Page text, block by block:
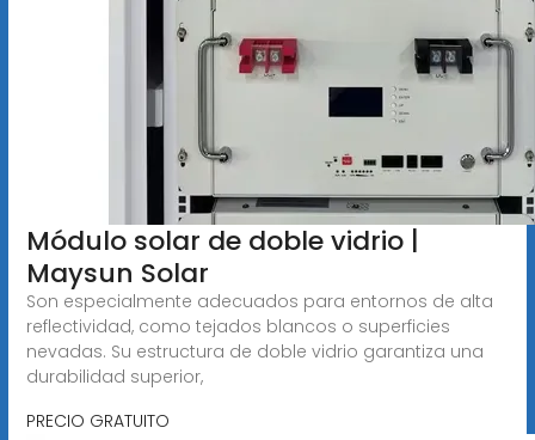
Módulo solar de doble vidrio |
Maysun Solar
Son especialmente adecuados para entornos de alta
reflectividad, como tejados blancos o superficies
nevadas. Su estructura de doble vidrio garantiza una
durabilidad superior,
PRECIO GRATUITO